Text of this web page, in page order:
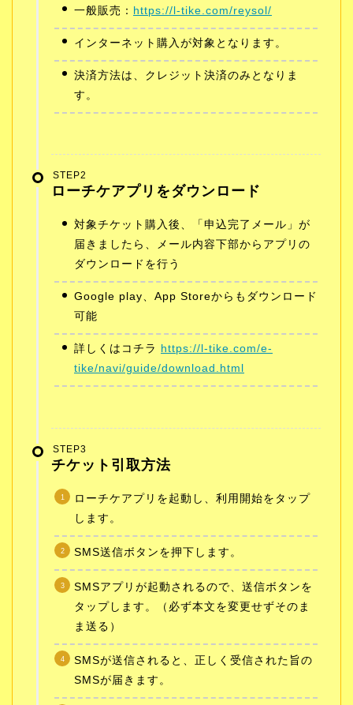
一般販売： https://l-tike.com/reysol/
インターネット購入が対象となります。
決済方法は、クレジット決済のみとなりま
す。
STEP2
ローチケアプリをダウンロード
対象チケット購入後、「申込完了メール」が
届きましたら、メール内容下部からアプリの
ダウンロードを行う
Google play、App Storeからもダウンロード
可能
詳しくはコチラ https://l-tike.com/e-
tike/navi/guide/download.html
STEP3
チケット引取方法
ローチケアプリを起動し、利用開始をタップ
します。
SMS送信ボタンを押下します。
SMSアプリが起動されるので、送信ボタンを
タップします。（必ず本文を変更せずそのま
ま送る）
SMSが送信されると、正しく受信された旨の
SMSが届きます。